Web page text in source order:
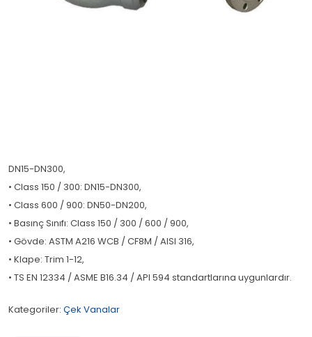
DN15-DN300,
• Class 150 / 300: DN15-DN300,
• Class 600 / 900: DN50-DN200,
• Basınç Sınıfı: Class 150 / 300 / 600 / 900,
• Gövde: ASTM A216 WCB / CF8M / AISI 316,
• Klape: Trim 1-12,
• TS EN 12334 / ASME B16.34 / API 594 standartlarına uygunlardır.
Kategoriler: Çek Vanalar